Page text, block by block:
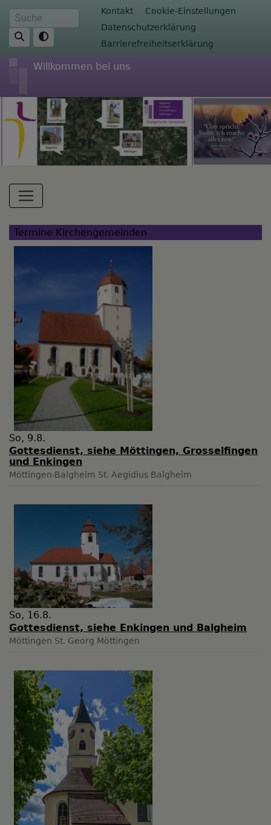
Direkt
zum
Inhalt
Suche Fußbereichsmenü
Kontakt
Cookie-Einstellungen
Datenschutzerklärung
Barrierefreiheitserklärung
Willkommen bei uns
Hauptnavigation
Termine Kirchengemeinden
So, 9.8.
Gottesdienst, siehe Möttingen, Grosselfingen
und Enkingen
Möttingen-Balgheim St. Aegidius Balgheim
So, 16.8.
Gottesdienst, siehe Enkingen und Balgheim
Möttingen St. Georg Möttingen